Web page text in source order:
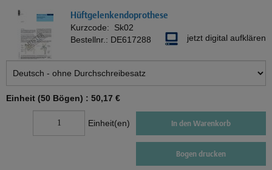
Hüftgelenkendoprothese
Kurzcode: Sk02
Bestellnr.: DE617288 jetzt digital aufklären
Einheit (50 Bögen) : 50,17 €
Einheit(en) In den Warenkorb
Bogen drucken